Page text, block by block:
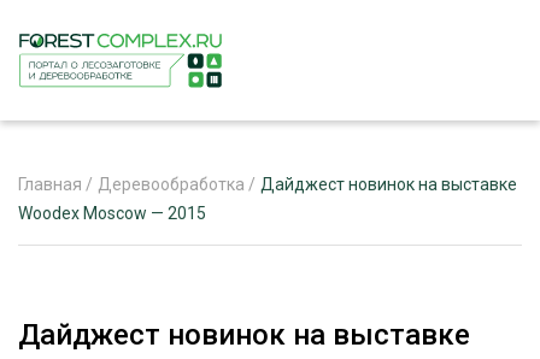
РЕКЛАМОДАТЕЛЯМ
Главная / Деревообработка / Дайджест новинок на выставке
Woodex Moscow — 2015
Дайджест новинок на выставке